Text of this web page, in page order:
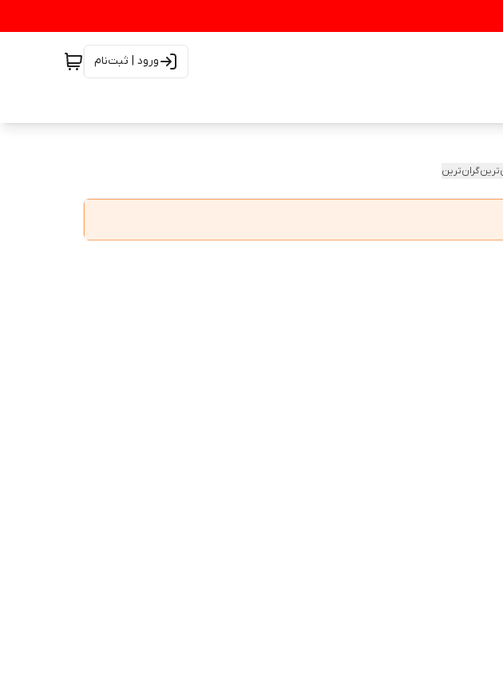
ورود | ثبت‌نام
گران‌ترین